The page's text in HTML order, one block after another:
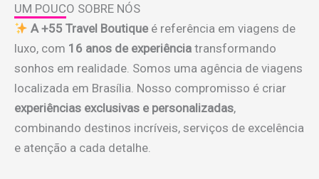
UM POUCO SOBRE NÓS
A +55 Travel Boutiqueé referência em viagens de
luxo, com 16 anos de experiência transformando
sonhos em realidade. Somos uma agência de viagens
localizada em Brasília. Nosso compromisso é criar
experiências exclusivas e personalizadas,
combinando destinos incríveis, serviços de excelência
e atenção a cada detalhe.